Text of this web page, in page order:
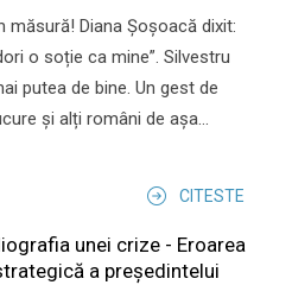
măsură! Diana Șoșoacă dixit:
o soție ca mine”. Silvestru
putea de bine. Un gest de
și alți români de așa...
CITESTE
unei crize - Eroarea
a președintelui